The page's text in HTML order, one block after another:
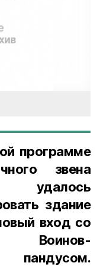
программе
звена
удалось
здание
вход со
Воинов-
пандусом.